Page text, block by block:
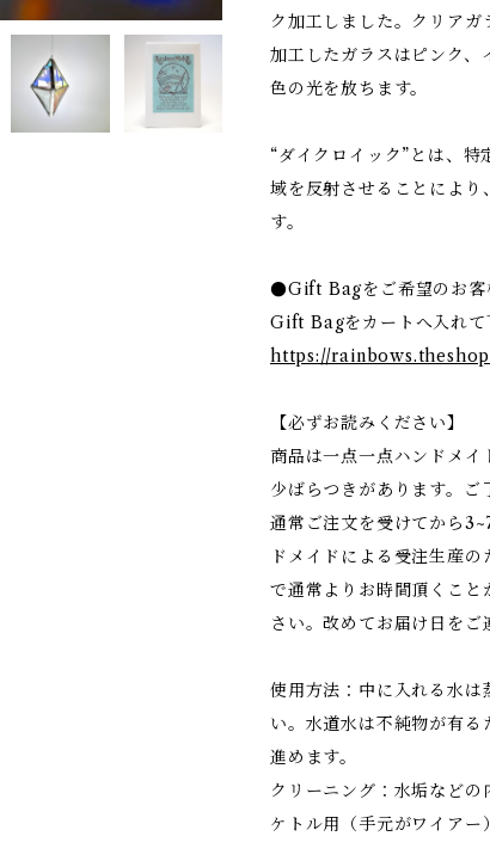
ク加工しました。クリア
加工したガラスはピンク、
色の光を放ちます。
“ダイクロイック”とは、
域を反射させることにより
す。
●Gift Bagをご希望のお客
Gift Bagをカートへ入れて
https://
【必ずお読みください】
商品は一点一点ハンドメ
少ばらつきがあります。ご
通常ご注文を受けてから
ドメイドによる受注生産
で通常よりお時間頂くこ
さい。改めてお届け日をご
使用方法：中に入れる水は
い。水道水は不純物が有
進めます。
クリーニング：水垢など
ケトル用（手元がワイアー